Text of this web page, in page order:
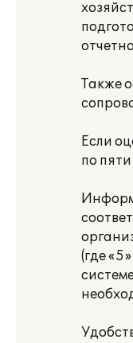
Также
Если
по
(где